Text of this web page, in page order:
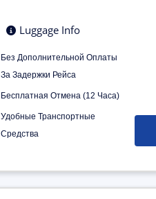
Luggage Info
Без Дополнительной Оплаты
За Задержки Рейса
Бесплатная Отмена (12 Часа)
Удобные Транспортные
Средства